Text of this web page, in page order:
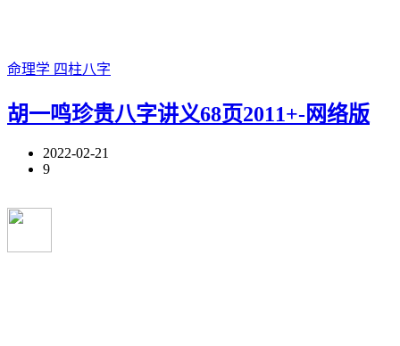
命理学 四柱八字
胡一鸣珍贵八字讲义68页2011+-网络版
2022-02-21
9